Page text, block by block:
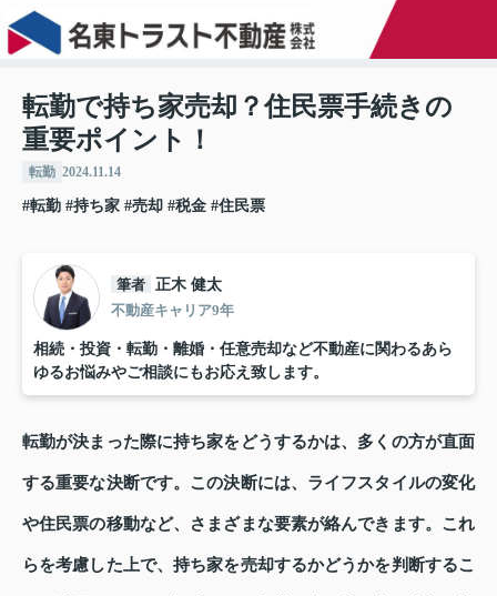
転勤で持ち家売却？住民票手続きの
重要ポイント！
転勤 2024.11.14
#転勤 #持ち家 #売却 #税金 #住民票
筆者 正木 健太
不動産キャリア9年
相続・投資・転勤・離婚・任意売却など不動産に関わるあら
ゆるお悩みやご相談にもお応え致します。
転勤が決まった際に持ち家をどうするかは、多くの方が直面
する重要な決断です。この決断には、ライフスタイルの変化
や住民票の移動など、さまざまな要素が絡んできます。これ
らを考慮した上で、持ち家を売却するかどうかを判断するこ